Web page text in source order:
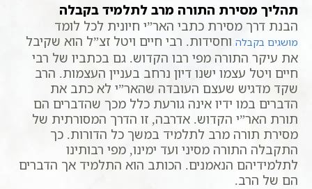
תהליך מסירת התורה מרב לתלמיד בקבלה
הבנת דרך מסירת כתבי האר”י חיונית לכל לומד
מושגים בקבלה וחסידות. רבי חיים ויטל זצ”ל הוא שקיבל
את עיקר התורה מפי רבו הקדוש. גם בכתביו של רבי
חיים ויטל עצמו ישנו דיון נרחב בעניין העצמות. הרב
שקד מדגיש שעצם העובדה שהאר”י לא כתב את
הדברים במו ידיו אינה גורעת כלל מכך שהדברים הם
תורת האר”י הקדוש. אדרבה, זו הדרך המסורתית של
מסירת תורה מרב לתלמיד במשך כל הדורות. כך
התקבלה התורה מסיני ועד ימינו, מפי רבותינו
לתלמידיהם הנאמנים. הכותב הוא התלמיד אך הדברים
הם של הרב.